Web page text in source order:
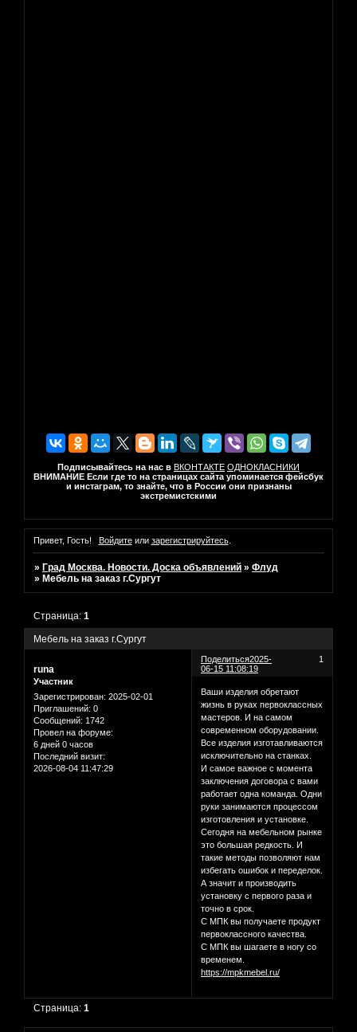
Подписывайтесь на нас в ВКОНТАКТЕ ОДНОКЛАСНИКИ
ВНИМАНИЕ Если где то на страницах сайта упоминается фейсбук
и инстаграм, то знайте, что в России они признаны
экстремистскими
Привет, Гость! Войдитеили зарегистрируйтесь.
» Град Москва. Новости. Доска объявлений »Флуд
» Мебель на заказ г.Сургут
Мебель на заказ г.Сургут
Страница:1
Поделиться 1
2025-
06-15 11:08:19
runa
Участник
Зарегистрирован: 2025-02-01
Приглашений: 0
Сообщений: 1742
Провел на форуме:
6 дней 0 часов
Последний визит:
2026-08-04 11:47:29
Ваши изделия обретают
жизнь в руках первоклассных
мастеров. И на самом
современном оборудовании.
Все изделия изготавливаются
исключительно на станках.
И самое важное с момента
заключения договора с вами
работает одна команда. Одни
руки занимаются процессом
изготовления и установке.
Сегодня на мебельном рынке
это большая редкость. И
такие методы позволяют нам
избегать ошибок и переделок.
А значит и производить
установку с первого раза и
точно в срок.
С МПК вы получаете продукт
первоклассного качества.
С МПК вы шагаете в ногу со
временем.
https://mpkmebel.ru/
Страница:1